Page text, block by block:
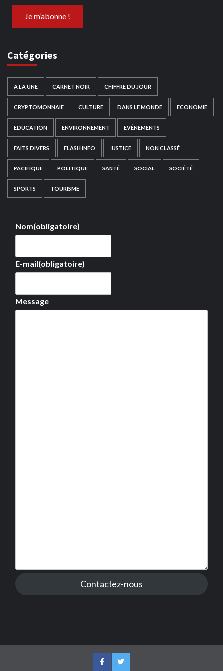
Catégories
A LA UNE CARNET NOIR CHIFFRE DU JOUR
CRYPTOMONNAIE CULTURE DANS LE MONDE ECONOMIE
EDUCATION ENVIRONNEMENT EVÉNEMENTS
FAITS DIVERS FLASH INFO JUSTICE NON CLASSÉ
PACIFIQUE POLITIQUE SANTÉ SOCIAL SOCIÉTÉ
SPORTS TOURISME
Nom(obligatoire)
E-mail(obligatoire)
Message
Contactez-nous
FacebookTwitter